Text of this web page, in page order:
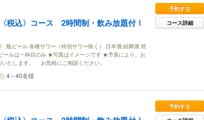
税込〉コース 2時間制・飲み放題付！
瓶ビール 各種サワー（特別サワー除く） 日本酒 紹興酒 焼
ールは一杯目のみ ★写真はイメージです ★予算により、お
いたします。 お気軽にご相談ください。
予約する
コース詳細
4～40名様
予約する